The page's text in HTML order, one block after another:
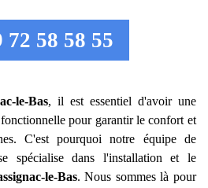
58 58 55
le-Bas, il est essentiel d'avoir une
pour garantir le confort et
C'est pourquoi notre équipe de
spécialise dans l'installation et le
le-Bas. Nous sommes là pour